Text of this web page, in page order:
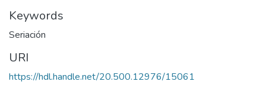
Keywords
Seriación
URI
https://hdl.handle.net/20.500.12976/15061